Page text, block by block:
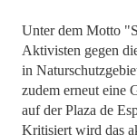
Unter dem Motto
Aktivisten gegen
in
zudem erneut eine
auf der Plaza de
Kritisiert wird das